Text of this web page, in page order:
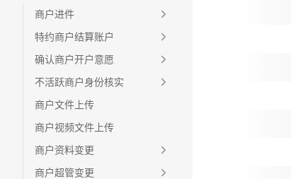
商户进件
特约商户结算账户
确认商户开户意愿
不活跃商户身份核实
商户文件上传
商户视频文件上传
商户资料变更
商户超管变更